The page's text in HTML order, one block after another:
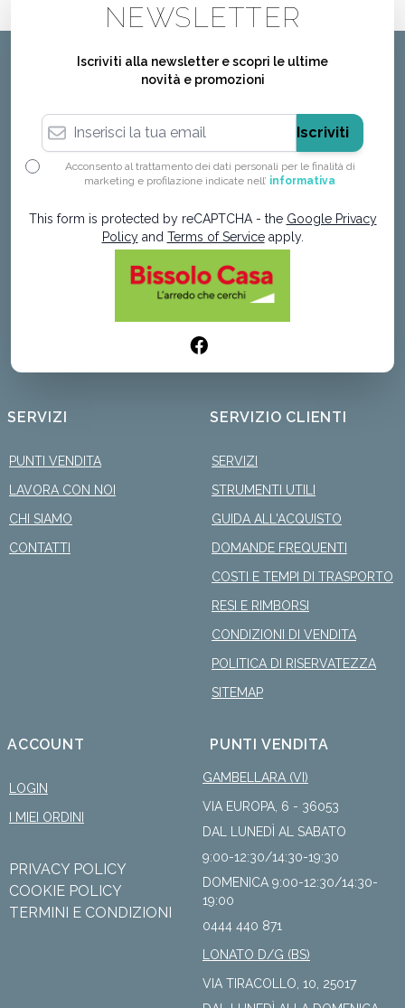
SERVIZI
PUNTI VENDITA
LAVORA CON NOI
CHI SIAMO
CONTATTI
SERVIZIO CLIENTI
SERVIZI
STRUMENTI UTILI
GUIDA ALL'ACQUISTO
DOMANDE FREQUENTI
COSTI E TEMPI DI TRASPORTO
RESI E RIMBORSI
CONDIZIONI DI VENDITA
POLITICA DI RISERVATEZZA
SITEMAP
NEWSLETTER
Iscriviti alla newsletter e scopri le ultime
novità e promozioni
Indirizzo email
Iscriviti
Acconsento al trattamento dei dati personali per le finalità di
marketing e profilazione indicate nell’ informativa
This form is protected by reCAPTCHA - the Google Privacy
Policyand Terms of Serviceapply.
ACCOUNT
LOGIN
I MIEI ORDINI
PRIVACY POLICY
COOKIE POLICY
TERMINI E CONDIZIONI
PUNTI VENDITA
GAMBELLARA (VI)
VIA EUROPA, 6 - 36053
DAL LUNEDÌ AL SABATO
9:00-12:30/14:30-19:30
DOMENICA 9:00-12:30/14:30-
19:00
0444 440 871
LONATO D/G (BS)
VIA TIRACOLLO, 10, 25017